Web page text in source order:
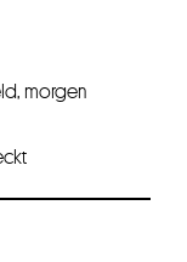
morgen